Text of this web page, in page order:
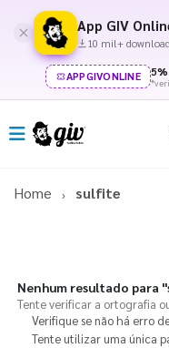
App GIV
10 mil+
APPGIVONLINE 5%
Home sulfite
Nenhum resultado para
Tente verificar a ortografia
Verifique se não há erro
Tente utilizar uma única